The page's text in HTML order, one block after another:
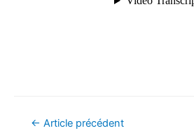
Navigation
← Article précédent